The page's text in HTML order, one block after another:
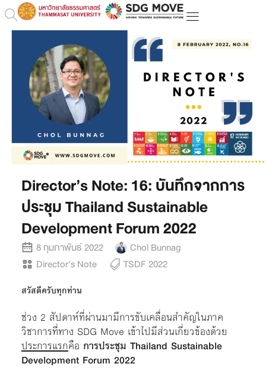
Director’s Note: 16: บันทึกจากการ
ประชุม Thailand Sustainable
Development Forum 2022
8 กุมภาพันธ์ 2022
Chol Bunnag
Director's Note
TSDF 2022
สวัสดีครับทุกท่าน
ช่วง 2 สัปดาห์ที่ผ่านมามีการขับเคลื่อนสำคัญในภาค
วิชาการที่ทาง SDG Move เข้าไปมีส่วนเกี่ยวข้องด้วย
ประการแรกคือ การประชุม Thailand Sustainable
Development Forum 2022